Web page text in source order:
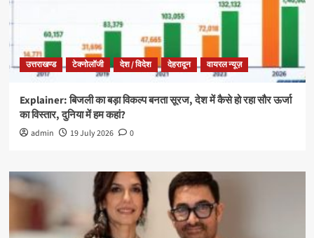
उत्तराखण्ड टेक्नोलॉजी देश / विदेश देहरादून वायरल न्यूज़
Explainer: बिजली का बड़ा विकल्प बनता सूरज, देश में कैसे हो रहा सौर ऊर्जा
का विस्तार, दुनिया में हम कहां?
admin 19 July 2026 0